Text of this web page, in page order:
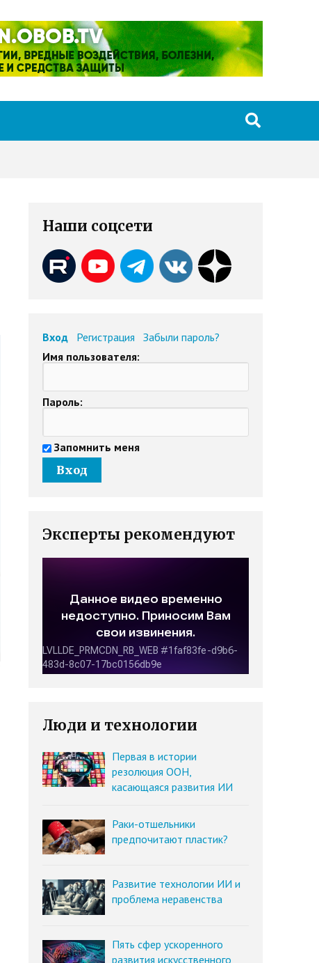
Наши соцсети
Вход Регистрация
Забыли пароль?
Имя пользователя:
Пароль:
Запомнить меня
Эксперты рекомендуют
Люди и технологии
Первая в истории
резолюция ООН,
касающаяся развития ИИ
Раки-отшельники
предпочитают пластик?
Развитие технологии ИИ и
проблема неравенства
Пять сфер ускоренного
развития искусственного